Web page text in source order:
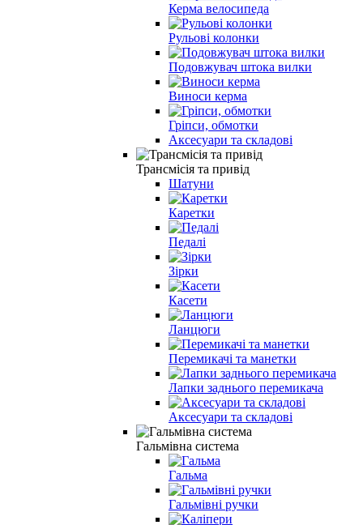
Керма велосипеда
Рульові колонки
Подовжувач штока вилки
Виноси керма
Гріпси, обмотки
Аксесуари та складові
Трансмісія та привід
Шатуни
Каретки
Педалі
Зірки
Касети
Ланцюги
Перемикачі та манетки
Лапки заднього перемикача
Аксесуари та складові
Гальмівна система
Гальма
Гальмівні ручки